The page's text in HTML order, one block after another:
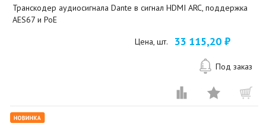
Транскодер аудиосигнала Dante в сигнал HDMI ARC, поддержка
AES67 и PoE
Цена, шт. 33 115,20 ₽
Под заказ